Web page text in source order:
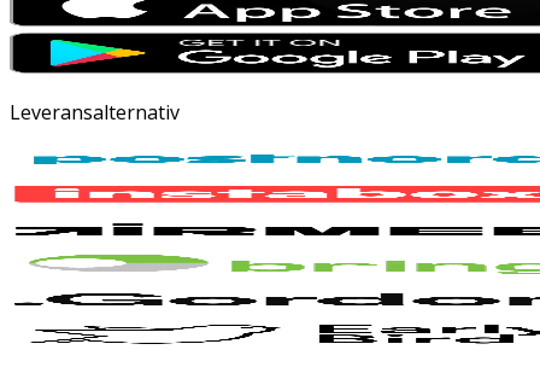
Leveransalternativ